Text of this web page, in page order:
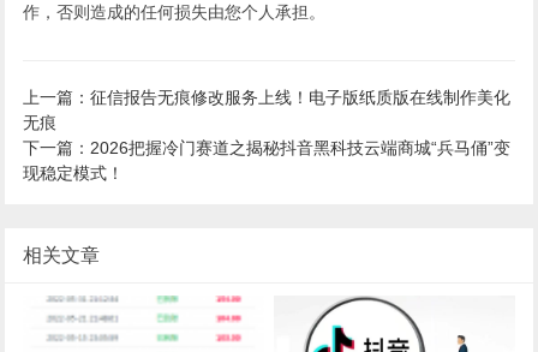
作，否则造成的任何损失由您个人承担。
上一篇：征信报告无痕修改服务上线！电子版纸质版在线制作美化
无痕
下一篇：2026把握冷门赛道之揭秘抖音黑科技云端商城“兵马俑”变
现稳定模式！
相关文章